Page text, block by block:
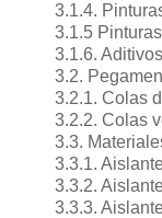
3.1.4.
3.1.5
3.1.6.
3.2.
3.2.1. Colas
3.2.2. Colas
3.3.
3.3.1.
3.3.2.
3.3.3.